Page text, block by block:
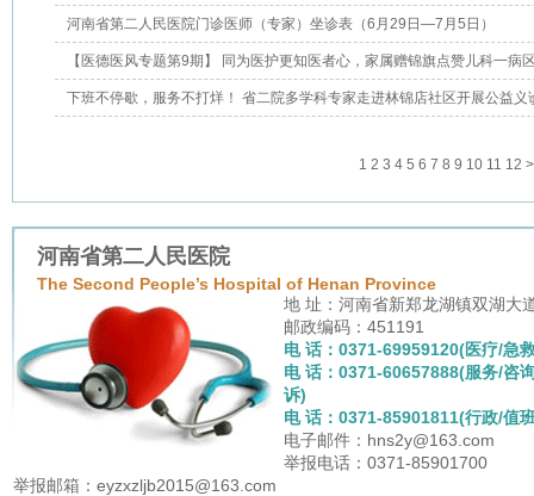
河南省第二人民医院门诊医师（专家）坐诊表（6月29日—7月5日）
【医德医风专题第9期】 同为医护更知医者心，家属赠锦旗点赞儿科一病
下班不停歇，服务不打烊！ 省二院多学科专家走进林锦店社区开展公益义
1 2 3 4 5 6 7 8 9 10 11 12 >
河南省第二人民医院
The Second People’s Hospital of Henan Province
地 址：河南省新郑龙湖镇双湖大
邮政编码：451191
电 话：0371-69959120(医疗/急
电 话：0371-60657888(服务/咨
诉)
电 话：0371-85901811(行政/值
电子邮件：hns2y@163.com
举报电话：0371-85901700
举报邮箱：eyzxzljb2015@163.com